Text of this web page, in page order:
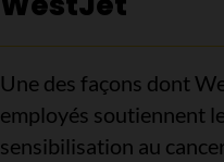
Une des façons dont
employés soutiennent
sensibilisation au